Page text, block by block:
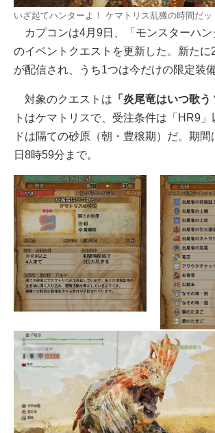
いざ起てハンターよ！ ケマトリス乱獲の時間だッ
カプコンは4月9日、「モンスターハン
のイベントクエストを更新した。新たに
が配信され、うち1つは今だけの限定装
対象のクエストは 「炎尾竜はいつ歌う
トはケマトリスで、受注条件は「HR9
ドは隔ての砂原（朝・豊穣期）だ。期
日8時59分まで。